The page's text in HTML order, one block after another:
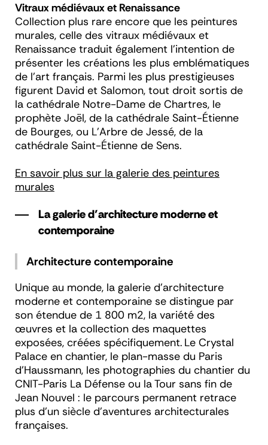
Vitraux médiévaux et Renaissance
Collection plus rare encore que les peintures
murales, celle des vitraux médiévaux et
Renaissance traduit également l’intention de
présenter les créations les plus emblématiques
de l’art français. Parmi les plus prestigieuses
figurent David et Salomon, tout droit sortis de
la cathédrale Notre-Dame de Chartres, le
prophète Joël, de la cathédrale Saint-Étienne
de Bourges, ou L’Arbre de Jessé, de la
cathédrale Saint-Étienne de Sens.
En savoir plus sur la galerie des peintures
murales
La galerie d’architecture moderne et
contemporaine
Architecture contemporaine
Unique au monde, la galerie d’architecture
moderne et contemporaine se distingue par
son étendue de 1 800 m2, la variété des
œuvres et la collection des maquettes
exposées, créées spécifiquement. Le Crystal
Palace en chantier, le plan-masse du Paris
d’Haussmann, les photographies du chantier du
CNIT-Paris La Défense ou la Tour sans fin de
Jean Nouvel : le parcours permanent retrace
plus d’un siècle d'aventures architecturales
françaises.